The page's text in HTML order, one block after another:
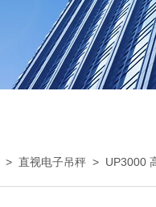
> 直视电子吊秤 > UP3000